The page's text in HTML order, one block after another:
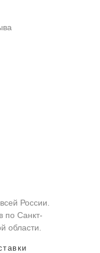
России.
по Санкт-
области.